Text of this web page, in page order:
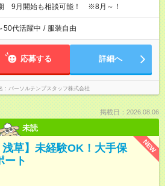
9月開始も相談可能！ ※8月～！
50代活躍中 / 服装自由
応募する 詳細へ
パーソルテンプスタッフ株式会社
掲載日：2026.08.06
未読
NEW
草】未経験OK！大手保
ート